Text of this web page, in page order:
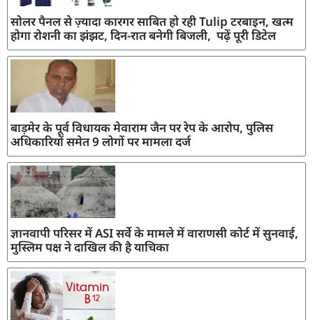
सोलर पैनल से ज़्यादा कारगर साबित हो रही Tulip टरबाइन, खत्म
होगा रोशनी का झंझट, दिन-रात बनेगी बिजली, पढ़ें पूरी डिटेल
बाड़मेर के पूर्व विधायक मेवाराम जैन पर रेप के आरोप, पुलिस
अधिकारियों समेत 9 लोगों पर मामला दर्ज
ज्ञानवापी परिसर में ASI सर्वे के मामले में वाराणसी कोर्ट में सुनवाई,
मुस्लिम पक्ष ने दाखिल की है याचिका